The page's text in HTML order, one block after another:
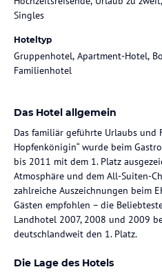
Singles
Hoteltyp
Gruppenhotel, Apartment-Hotel,
Familienhotel
Das Hotel allgemein
Das familiär geführte Urlaubs und
Hopfenkönigin“ wurde beim
bis 2011 mit dem 1. Platz
Atmosphäre und dem All-Suiten-
zahlreiche Auszeichnungen beim
Gästen empfohlen – die
Landhotel 2007, 2008 und 2009
deutschlandweit den 1. Platz.
Die Lage des Hotels